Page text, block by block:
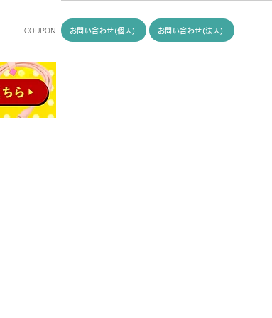
COUPON お問い合わせ(個人) お問い合わせ(法人)